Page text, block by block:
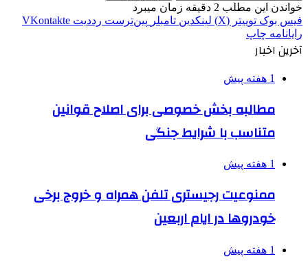
خواندن این مطلب 2 دقیقه زمان میبرد
فیس بوک توییتر (X) لینکدین ‫تامبلر ‫پین‌ترست ‫رددیت ‫VKontakte
رایانامه چاپ
آخرین اخبار
1 هفته پیش
مطالبه بخش خصوصی برای اصلاح قوانین
متناسب با شرایط جنگی
1 هفته پیش
ممنوعیت رجیستری تلفن همراه و خروج برخی
خودروها در ایام اربعین
1 هفته پیش